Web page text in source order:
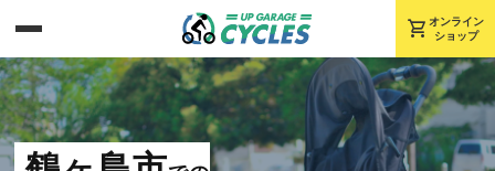
shopping_cart オンライン
ショップ